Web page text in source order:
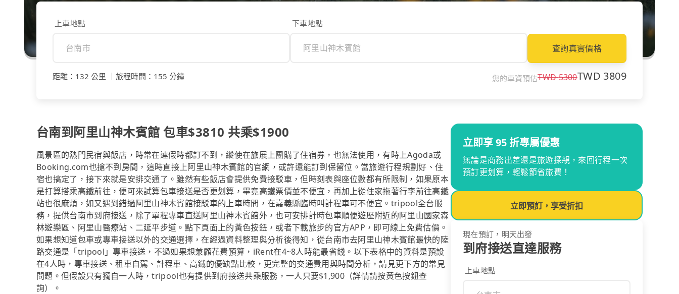
上車地點 下車地點
查詢真實價格
距離 ： 132 公里 旅程時間 ： 155 分鐘 您的車資預估TWD5300TWD 3809
台南到阿里山神木賓館 包車$3810 共乘$1900
風景區的熱門民宿與飯店，時常在連假時都訂不到，縱使在旅展上團購了住宿券，也無法使用，有時上Agoda或
Booking.com也搶不到房間，這時直接上阿里山神木賓館的官網，或許還能訂到保留位。當旅遊行程規劃好、住
宿也搞定了，接下來就是安排交通了。雖然有些飯店會提供免費接駁車，但時刻表與座位數都有所限制，如果原本
是打算搭乘高鐵前往，便可來試算包車接送是否更划算，畢竟高鐵票價並不便宜，再加上從住家拖著行李前往高鐵
站也很麻煩，如又遇到錯過阿里山神木賓館接駁車的上車時間，在嘉義縣臨時叫計程車可不便宜。tripool全台服
務，提供台南市到府接送，除了單程專車直送阿里山神木賓館外，也可安排計時包車順便遊歷附近的阿里山國家森
林遊樂區、阿里山醫療站、二延平步道。點下頁面上的黃色按鈕，或者下載旅步的官方APP，即可線上免費估價。
如果想知道包車或專車接送以外的交通選擇，在經過資料整理與分析後得知，從台南市去阿里山神木賓館最快的陸
路交通是「tripool」專車接送，不過如果想兼顧花費預算，iRent在4~8人時能最省錢。以下表格中的資料是預設
在4人時，專車接送、租車自駕、計程車、高鐵的優缺點比較，更完整的交通費用與時間分析，請見更下方的常見
問題。但假設只有獨自一人時，tripool也有提供到府接送共乘服務，一人只要$1,900（詳情請按黃色按鈕查
詢）。
立即享 95 折專屬優惠
無論是商務出差還是旅遊探親，來回行程一次
預訂更划算，輕鬆節省旅費！
立即預訂，享受折扣
現在預訂，明天出發
到府接送直達服務
上車地點